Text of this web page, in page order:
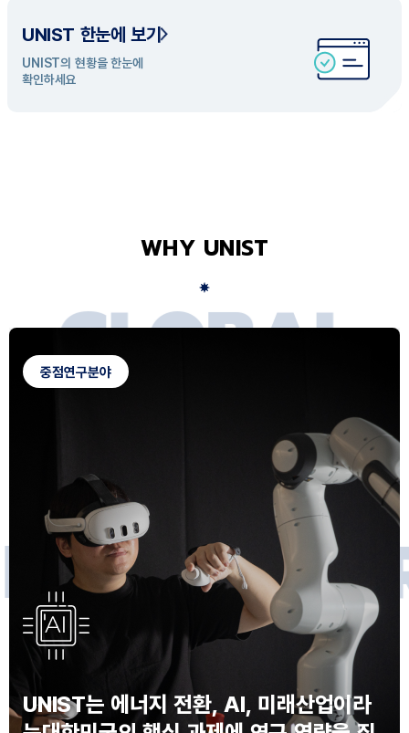
UNIST 한눈에 보기
UNIST의 현황을 한눈에
확인하세요
WHY UNIST
GLOBAL
CA S
R
FU TU RE
NNOVATO
S
중점연구분야
UNIST는 에너지 전환, AI, 미래산업이라